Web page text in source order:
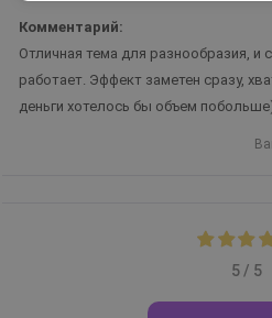
Комментарий:
Отличная тема для разнообразия,
работает. Эффект заметен сразу,
деньги хотелось бы объем
5 / 5